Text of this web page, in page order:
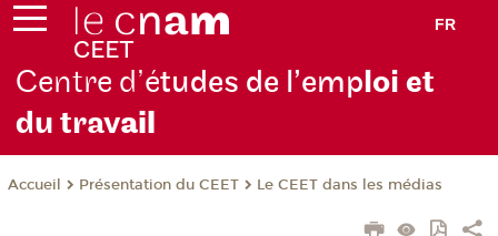
FR
Centre d’études de l’emploi et
du travail
Accueil Présentation du CEET Le CEET dans les médias